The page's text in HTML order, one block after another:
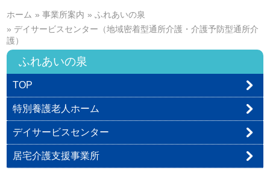
ホーム »事業所案内 »ふれあいの泉
» デイサービスセンター（地域密着型通所介護・介護予防型通所介
護）
ふれあいの泉
TOP
特別養護老人ホーム
デイサービスセンター
居宅介護支援事業所